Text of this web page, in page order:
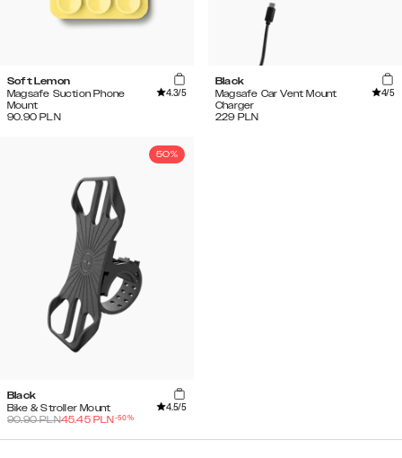
Soft Lemon
Magsafe Suction Phone
Mount
4.3/5
90.90 PLN
Black
Magsafe Car Vent Mount
Charger
4/5
229 PLN
50%
Black
Bike & Stroller Mount
4.5/5
90.90PLN45.45 PLN-50%